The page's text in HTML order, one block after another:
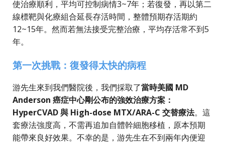
使治療順利，平均可控制病情3~7年；若復發，再以第二
線標靶與化療組合延長存活時間，整體預期存活期約
12~15年。然而若無法接受完整治療，平均存活常不到5
年。
第一次挑戰：復發得太快的病程
游先生來到我們醫院後，我們採取了當時美國 MD
Anderson 癌症中心剛公布的強效治療方案：
HyperCVAD 與 High-dose MTX/ARA-C 交替療法。這
套療法強度高，不需再追加自體幹細胞移植，原本預期
能帶來良好效果。不幸的是，游先生在不到兩年內便迎